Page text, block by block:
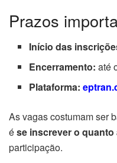
Prazos
Início das
Encerramento: até
Plataforma:
As vagas costumam ser
ése inscrever o quanto
participação.